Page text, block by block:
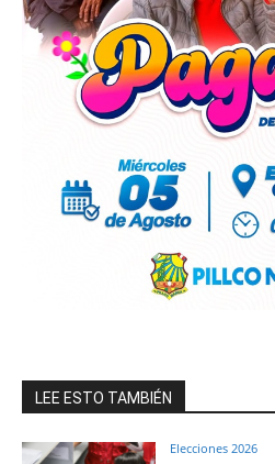
LEE ESTO TAMBIÉN
Elecciones 2026